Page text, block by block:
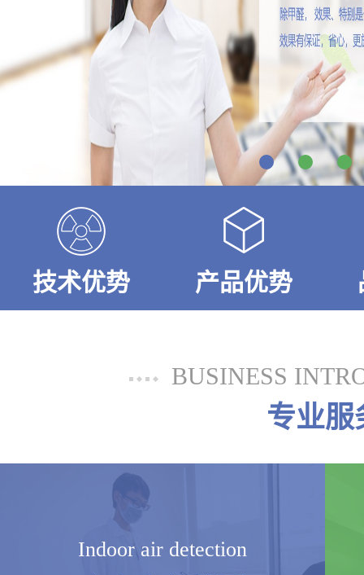
技术优势 产品优势
BUSINESS
专业服
Indoor air detection